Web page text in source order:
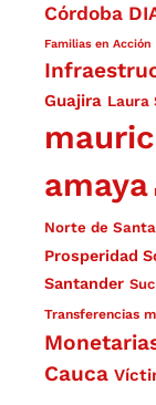
Córdoba
Familias en Acción
Guajira Laura
amaya
Norte de
Prosperidad
Santander
Transferencias
Cauca